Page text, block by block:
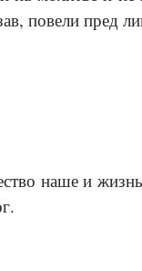
повели пред
наше и